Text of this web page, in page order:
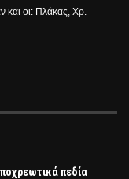
και οι: Πλάκας, Χρ.
πεδία